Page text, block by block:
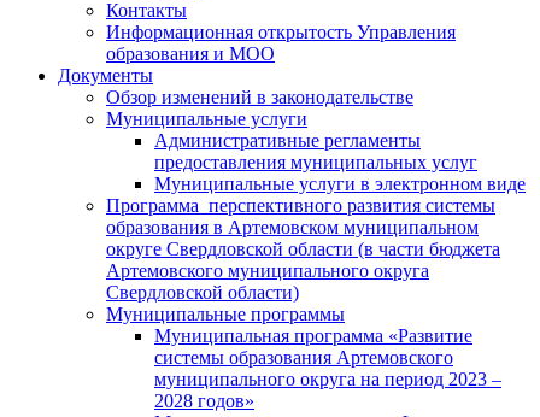
Контакты
Информационная открытость Управления
образования и МОО
Документы
Обзор изменений в законодательстве
Муниципальные услуги
Административные регламенты
предоставления муниципальных услуг
Муниципальные услуги в электронном виде
Программа перспективного развития системы
образования в Артемовском муниципальном
округе Свердловской области (в части бюджета
Артемовского муниципального округа
Свердловской области)
Муниципальные программы
Муниципальная программа «Развитие
системы образования Артемовского
муниципального округа на период 2023 –
2028 годов»